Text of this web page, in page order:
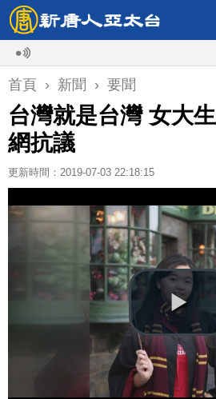
降
首頁 › 新聞 › 要聞
台灣就是台灣 女大
網抗議
更新時間：2019-07-03 22:18:15